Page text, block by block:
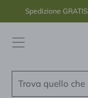
Spedizione
quello